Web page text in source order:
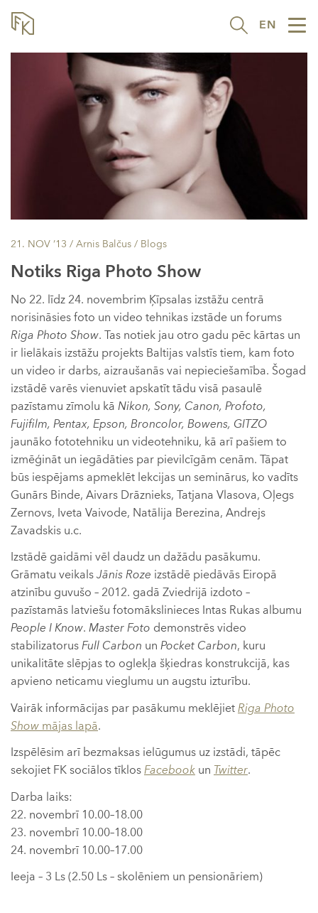
EN
21. NOV ’13 / Arnis Balčus / Blogs
Notiks Riga Photo Show
No 22. līdz 24. novembrim Ķīpsalas izstāžu centrā
norisināsies foto un video tehnikas izstāde un forums
Riga Photo Show. Tas notiek jau otro gadu pēc kārtas un
ir lielākais izstāžu projekts Baltijas valstīs tiem, kam foto
un video ir darbs, aizraušanās vai nepieciešamība. Šogad
izstādē varēs vienuviet apskatīt tādu visā pasaulē
pazīstamu zīmolu kā Nikon, Sony, Canon, Profoto,
Fujifilm, Pentax, Epson, Broncolor, Bowens, GITZO
jaunāko fototehniku un videotehniku, kā arī pašiem to
izmēģināt un iegādāties par pievilcīgām cenām. Tāpat
būs iespējams apmeklēt lekcijas un seminārus, ko vadīts
Gunārs Binde, Aivars Drāznieks, Tatjana Vlasova, Oļegs
Zernovs, Iveta Vaivode, Natālija Berezina, Andrejs
Zavadskis u.c.
Izstādē gaidāmi vēl daudz un dažādu pasākumu.
Grāmatu veikalsJānis Roze izstādē piedāvās Eiropā
atzinību guvušo – 2012. gadā Zviedrijā izdoto –
pazīstamās latviešu fotomākslinieces Intas Rukas albumu
People I Know. Master Foto demonstrēs video
stabilizatorusFull Carbon un Pocket Carbon, kuru
unikalitāte slēpjas to oglekļa šķiedras konstrukcijā, kas
apvieno neticamu vieglumu un augstu izturību.
Vairāk informācijas par pasākumu meklējietRiga Photo
Show mājas lapā.
Izspēlēsim arī bezmaksas ielūgumus uz izstādi, tāpēc
sekojiet FK sociālos tīklosFacebook un Twitter.
Darba laiks:
22. novembrī 10.00–18.00
23. novembrī 10.00–18.00
24. novembrī 10.00–17.00
Ieeja – 3 Ls (2.50 Ls – skolēniem un pensionāriem)